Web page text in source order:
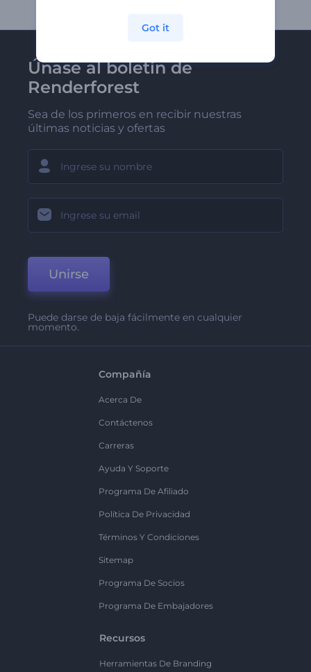
Únase al boletín de
Renderforest
Sea de los primeros en recibir nuestras
últimas noticias y ofertas
Unirse
Puede darse de baja fácilmente en cualquier
momento.
Compañía
Acerca De
Contáctenos
Carreras
Ayuda Y Soporte
Programa De Afiliado
Política De Privacidad
Términos Y Condiciones
Sitemap
Programa De Socios
Programa De Embajadores
Recursos
Herramientas De Branding
Got it